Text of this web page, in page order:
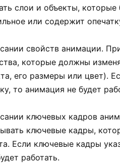
слои и объекты,
или содержит
свойств анимации.
которые должны
его размеры или цвет).
то анимация не будет
ключевых кадров
ключевые кадры,
Если ключевые кадры
работать.